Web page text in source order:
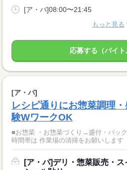
[ア・パ]08:00〜21:45
もっと見る
応募する（バイト
[ア・パ]
レシピ通りにお惣菜調理
験WワークOK
■お惣菜 ・お惣菜づくり→盛付・パッ
時間帯は 作業場の清掃をお願いします
[ア・パ]デリ・惣菜販売・ス